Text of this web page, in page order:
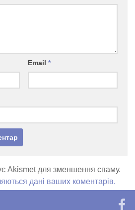
Email *
Akismet для зменшення спаму.
дані ваших коментарів.